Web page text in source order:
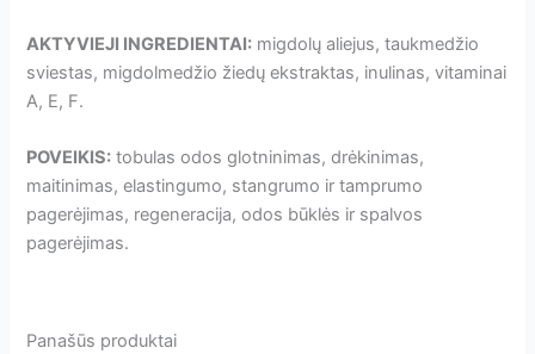
AKTYVIEJI INGREDIENTAI: migdolų aliejus, taukmedžio
sviestas, migdolmedžio žiedų ekstraktas, inulinas, vitaminai
A, E, F.
POVEIKIS: tobulas odos glotninimas, drėkinimas,
maitinimas, elastingumo, stangrumo ir tamprumo
pagerėjimas, regeneracija, odos būklės ir spalvos
pagerėjimas.
Panašūs produktai